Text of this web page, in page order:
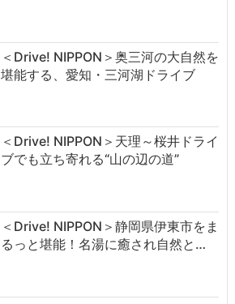
＜Drive! NIPPON＞奥三河の大自然を
堪能する、愛知・三河湖ドライブ
＜Drive! NIPPON＞天理～桜井ドライ
ブでも立ち寄れる“山の辺の道”
＜Drive! NIPPON＞静岡県伊東市をま
るっと堪能！名湯に癒され自然と…